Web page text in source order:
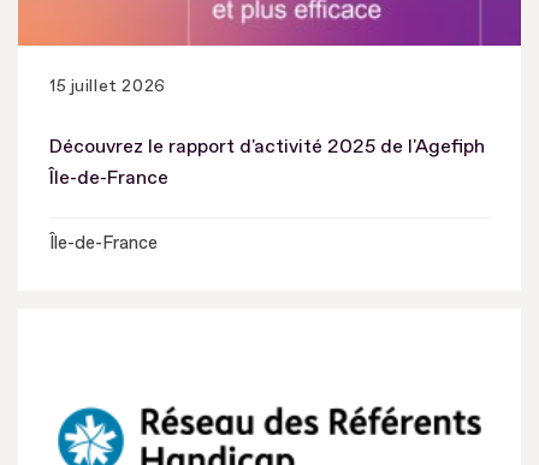
15 juillet 2026
Découvrez le rapport d'activité 2025 de l'Agefiph
Île-de-France
Île-de-France